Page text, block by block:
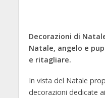
Decorazioni di
Natale, angelo e
e ritagliare.
In vista del Natale
decorazioni dedicate